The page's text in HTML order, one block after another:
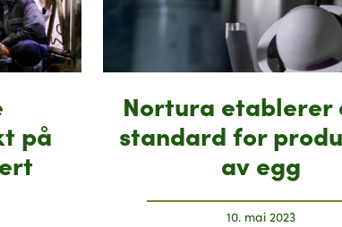
på
Nortura etablerer
standard for
av egg
10. mai 2023